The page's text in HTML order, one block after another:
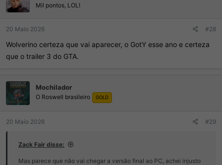
e
s
Mil pontos, LOL!
20 Maio 2026 #28
Wolverino certeza que vai aparecer, o GotY esse ano e certeza
que o trailer 3 do GTA.
Mochilador
O Roswell brasileiro GOLD
20 Maio 2026 #29
Zack Fair disse:
Mas parece que não vai chegar a versão final ao PC, achei injusto